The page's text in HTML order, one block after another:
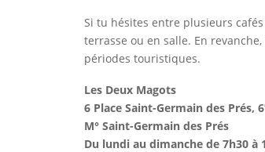
Si tu hésites entre plusieurs
terrasse ou en salle. En
périodes touristiques.
Les Deux Magots
6 Place Saint-Germain des Prés, 6
M° Saint-Germain des Prés
Du lundi au dimanche de 7h30 à